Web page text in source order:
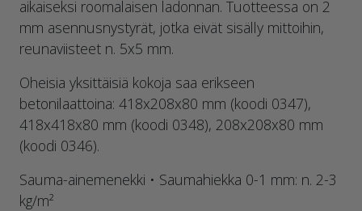
aikaiseksi roomalaisen ladonnan. Tuotteessa on 2
mm asennusnystyrät, jotka eivät sisälly mittoihin,
reunaviisteet n. 5x5 mm.
Oheisia yksittäisiä kokoja saa erikseen
betonilaattoina: 418x208x80 mm (koodi 0347),
418x418x80 mm (koodi 0348), 208x208x80 mm
(koodi 0346).
Sauma-ainemenekki • Saumahiekka 0-1 mm: n. 2-3
kg/m²